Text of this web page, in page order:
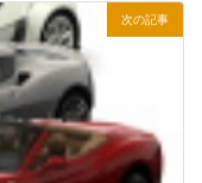
次の記事